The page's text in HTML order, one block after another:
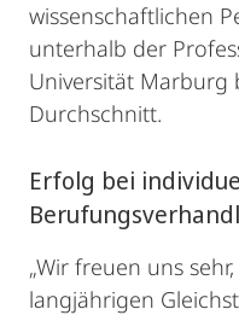
wissenschaftlichen
unterhalb der
Universität Marburg
Durchschnitt.
Erfolg bei
„Wir freuen uns
langjährigen